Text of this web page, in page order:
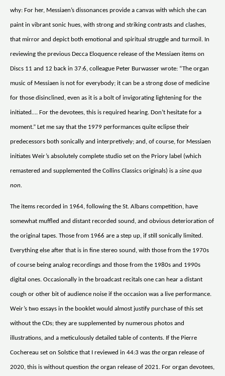
why: For her, Messiaen’s dissonances provide a canvas with which she can
paint in vibrant sonic hues, with strong and striking contrasts and clashes,
that mirror and depict both emotional and spiritual struggle and turmoil. In
reviewing the previous Decca Eloquence release of the Messiaen items on
Discs 11 and 12 back in 37:6, colleague Peter Burwasser wrote: “The organ
music of Messiaen is not for everybody; it can be a strong dose of medicine
for those disinclined, even as it is a bolt of invigorating lightening for the
initiated…. For the devotees, this is required hearing. Don’t hesitate for a
moment.” Let me say that the 1979 performances quite eclipse their
predecessors both sonically and interpretively; and, of course, for Messiaen
initiates Weir’s absolutely complete studio set on the Priory label (which
remastered and supplemented the Collins Classics originals) is a sine qua
non.
The items recorded in 1964, following the St. Albans competition, have
somewhat muffled and distant recorded sound, and obvious deterioration of
the original tapes. Those from 1966 are a step up, if still sonically limited.
Everything else after that is in fine stereo sound, with those from the 1970s
of course being analog recordings and those from the 1980s and 1990s
digital ones. Occasionally in the broadcast recitals one can hear a distant
cough or other bit of audience noise if the occasion was a live performance.
Weir’s two essays in the booklet would almost justify purchase of this set
without the CDs; they are supplemented by numerous photos and
illustrations, and a meticulously detailed table of contents. If the Pierre
Cochereau set on Solstice that I reviewed in 44:3 was the organ release of
2020, this is without question the organ release of 2021. For organ devotees,